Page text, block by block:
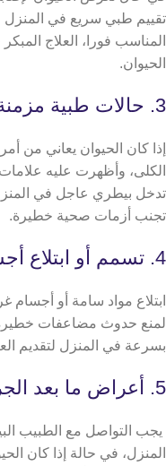
تقييم طبي سريع في المنزل
المناسب فورا، العلاج
الحيوان.
3. حالات طبية مزمنة
إذا كان الحيوان يعاني من
الكلى، وأظهرت عليه
تدخل بيطري عاجل في
تجنب أزمات صحية خطيرة.
4. تسمم أو ابتلاع أجسام غريبة
ابتلاع مواد سامة أو أجسام
لمنع حدوث مضاعفات
بسرعة في المنزل لتقديم
5. أعراض ما بعد الجراحة
يجب التواصل مع الطبيب
المنزل، في حالة إذا كان